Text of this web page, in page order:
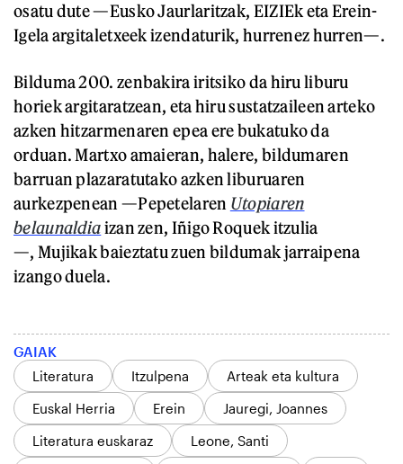
osatu dute —Eusko Jaurlaritzak, EIZIEk eta Erein-
Igela argitaletxeek izendaturik, hurrenez hurren—.
Bilduma 200. zenbakira iritsiko da hiru liburu
horiek argitaratzean, eta hiru sustatzaileen arteko
azken hitzarmenaren epea ere bukatuko da
orduan. Martxo amaieran, halere, bildumaren
barruan plazaratutako azken liburuaren
aurkezpenean —Pepetelaren Utopiaren
belaunaldiaizan zen, Iñigo Roquek itzulia
—, Mujikak baieztatu zuen bildumak jarraipena
izango duela.
GAIAK
Literatura
Itzulpena
Arteak eta kultura
Euskal Herria
Erein
Jauregi, Joannes
Literatura euskaraz
Leone, Santi